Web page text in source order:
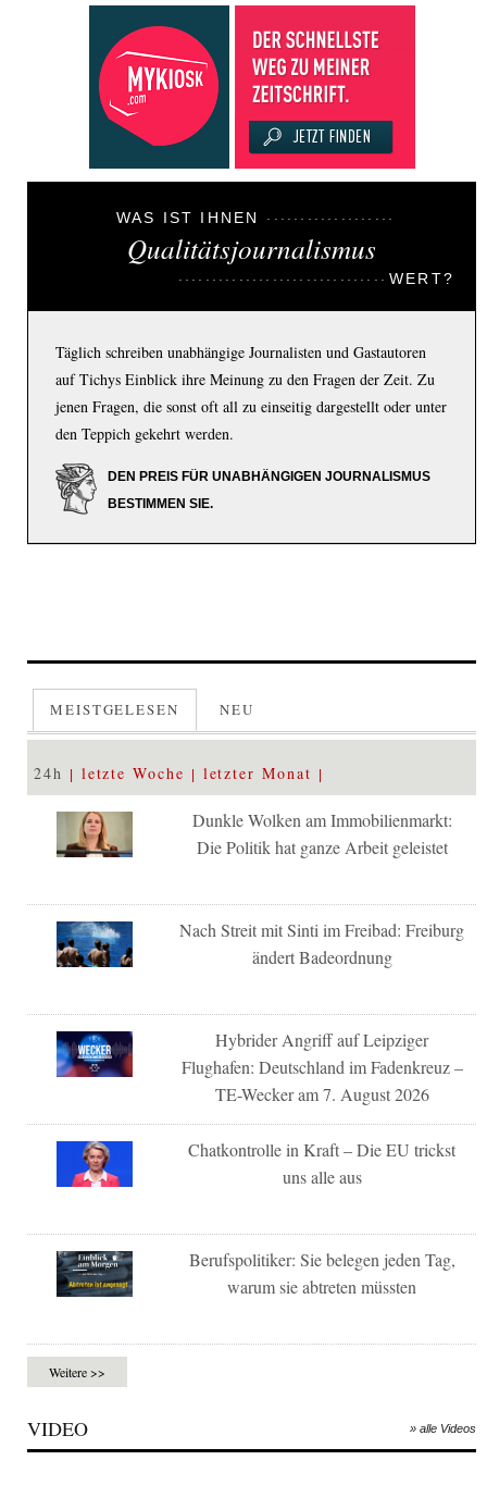
WAS IST IHNEN
Qualitätsjournalismus
WERT?
Täglich schreiben unabhängige Journalisten und Gastautoren
auf Tichys Einblick ihre Meinung zu den Fragen der Zeit. Zu
jenen Fragen, die sonst oft all zu einseitig dargestellt oder unter
den Teppich gekehrt werden.
DEN PREIS FÜR UNABHÄNGIGEN JOURNALISMUS
BESTIMMEN SIE.
MEISTGELESEN NEU
24h letzte Woche letzter Monat
Dunkle Wolken am Immobilienmarkt:
Die Politik hat ganze Arbeit geleistet
Nach Streit mit Sinti im Freibad: Freiburg
ändert Badeordnung
Hybrider Angriff auf Leipziger
Flughafen: Deutschland im Fadenkreuz –
TE-Wecker am 7. August 2026
Chatkontrolle in Kraft – Die EU trickst
uns alle aus
Berufspolitiker: Sie belegen jeden Tag,
warum sie abtreten müssten
Weitere >>
VIDEO » alle Videos